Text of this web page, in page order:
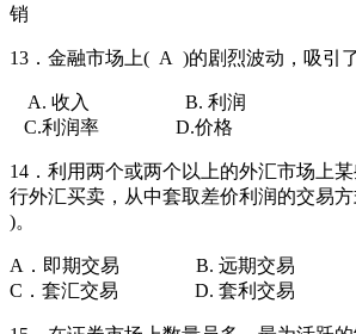
销
13．金融市场上( A )的剧烈波动，吸引
A. 收入
B. 利润
C.利润率
D.价格
14．利用两个或两个以上的外汇市场上
行外汇买卖，从中套取差价利润的交易
)。
A．即期交易
B. 远期交易
C．套汇交易
D. 套利交易